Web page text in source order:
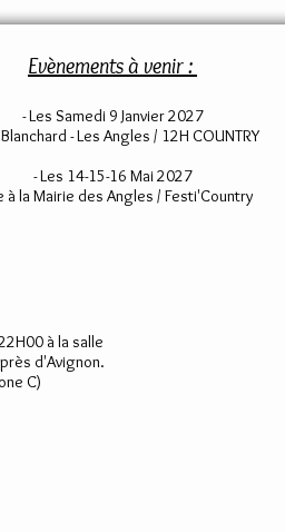
Evènements à venir :
- Les Samedi 9 Janvier 2027
- Les Angles / 12H COUNTRY
- Les 14-15-16 Mai 2027
à la Mairie des Angles / Festi'Country
à la salle
d'Avignon.
C)